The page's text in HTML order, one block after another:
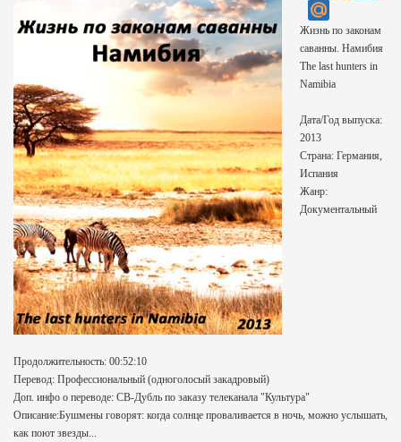
Жизнь по законам
саванны. Намибия
The last hunters in
Namibia
Дата/Год выпуска:
2013
Страна: Германия,
Испания
Жанр:
Документальный
Продолжительность: 00:52:10
Перевод: Профессиональный (одноголосый закадровый)
Доп. инфо о переводе: СВ-Дубль по заказу телеканала "Культура"
Описание:Бушмены говорят: когда солнце проваливается в ночь, можно услышать,
как поют звезды...